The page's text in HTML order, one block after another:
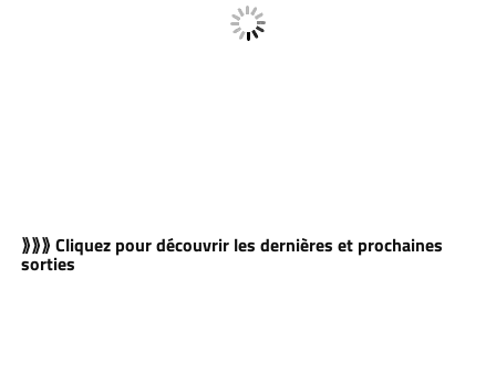
⟫⟫⟫ Cliquez pour découvrir les dernières et prochaines
sorties